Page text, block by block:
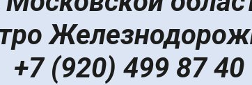
+7 (920) 499 87 40